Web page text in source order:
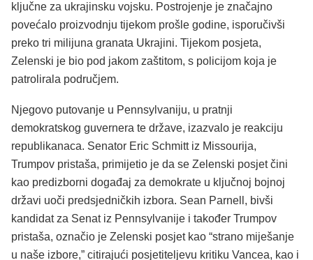
ključne za ukrajinsku vojsku. Postrojenje je značajno
povećalo proizvodnju tijekom prošle godine, isporučivši
preko tri milijuna granata Ukrajini. Tijekom posjeta,
Zelenski je bio pod jakom zaštitom, s policijom koja je
patrolirala područjem.
Njegovo putovanje u Pennsylvaniju, u pratnji
demokratskog guvernera te države, izazvalo je reakciju
republikanaca. Senator Eric Schmitt iz Missourija,
Trumpov pristaša, primijetio je da se Zelenski posjet čini
kao predizborni događaj za demokrate u ključnoj bojnoj
državi uoči predsjedničkih izbora. Sean Parnell, bivši
kandidat za Senat iz Pennsylvanije i također Trumpov
pristaša, označio je Zelenski posjet kao “strano miješanje
u naše izbore,” citirajući posjetiteljevu kritiku Vancea, kao i